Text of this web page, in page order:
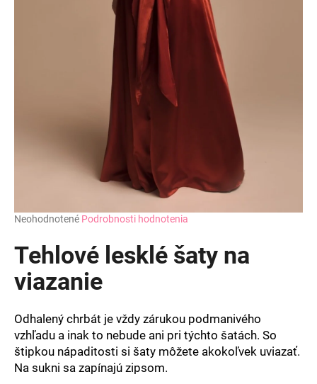
Priemerné
produktu
0,0
z
hviezdičiek.
Neohodnotené Podrobnosti hodnotenia
Tehlové lesklé šaty na
viazanie
Odhalený chrbát je vždy zárukou podmanivého
vzhľadu a inak to nebude ani pri týchto šatách. So
štipkou nápaditosti si šaty môžete akokoľvek uviazať.
Na sukni sa zapínajú zipsom.